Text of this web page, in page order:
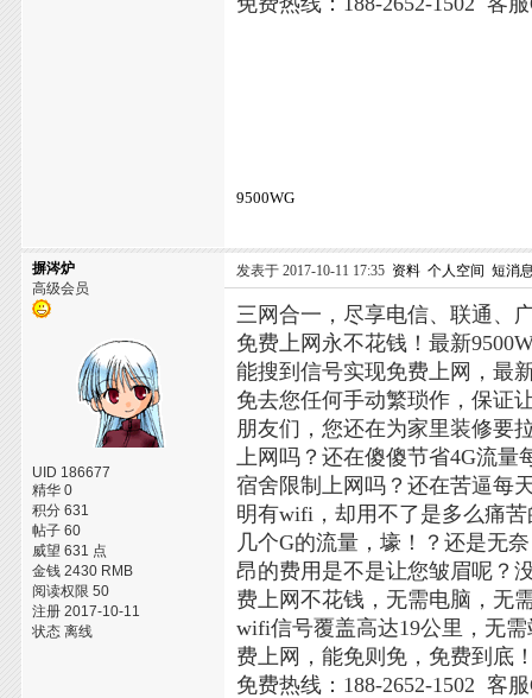
9500WG
摒涔炉
高级会员
UID 186677
精华 0
积分 631
帖子 60
威望 631 点
金钱 2430 RMB
阅读权限 50
注册 2017-10-11
状态 离线
发表于 2017-10-11 17:35 资料 个人空间 短消
三网合一，尽享电信、联通、
免费上网永不花钱！最新
能搜到信号实现免费上网，最
免去您任何手动繁琐作，保证
朋友们，您还在为家里装修要
上网吗？还在傻傻节省4G流量
宿舍限制上网吗？还在苦逼每
明有wifi，却用不了是多么痛
几个G的流量，壕！？还是无
昂的费用是不是让您皱眉呢？
费上网不花钱，无需电脑，无
wifi信号覆盖高达19公里，无
费上网，能免则免，免费到底
免费热线：188-2652-1502 客